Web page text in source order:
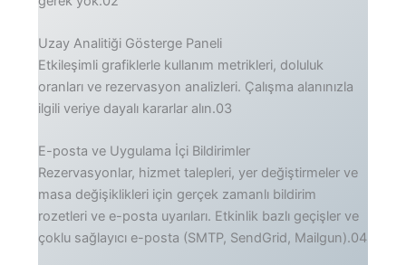
Uzay Analitiği Gösterge Paneli
Etkileşimli grafiklerle kullanım metrikleri, doluluk
oranları ve rezervasyon analizleri. Çalışma alanınızla
ilgili veriye dayalı kararlar alın.03
E-posta ve Uygulama İçi Bildirimler
Rezervasyonlar, hizmet talepleri, yer değiştirmeler ve
masa değişiklikleri için gerçek zamanlı bildirim
rozetleri ve e-posta uyarıları. Etkinlik bazlı geçişler ve
çoklu sağlayıcı e-posta (SMTP, SendGrid, Mailgun).04